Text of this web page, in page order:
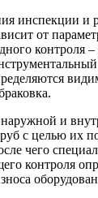
инспекции и
от
контроля
и
с целью их
чего
контроля